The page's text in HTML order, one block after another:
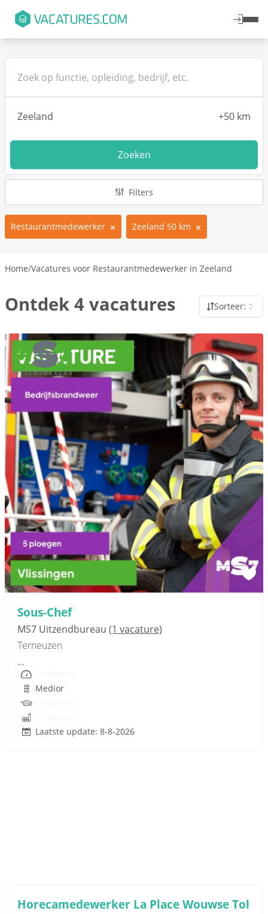
Zoeken
Filters
Restaurantmedewerker Zeeland 50 km
Home/Vacatures voor Restaurantmedewerker in Zeeland
Ontdek 4 vacatures Sorteer:
Sous-Chef
MS7 Uitzendbureau (1 vacature)
Terneuzen
Sponsored link
...
Medior
Laatste update: 8-8-2026
Horecamedewerker La Place Wouwse Tol